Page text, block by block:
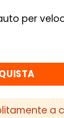
per
a